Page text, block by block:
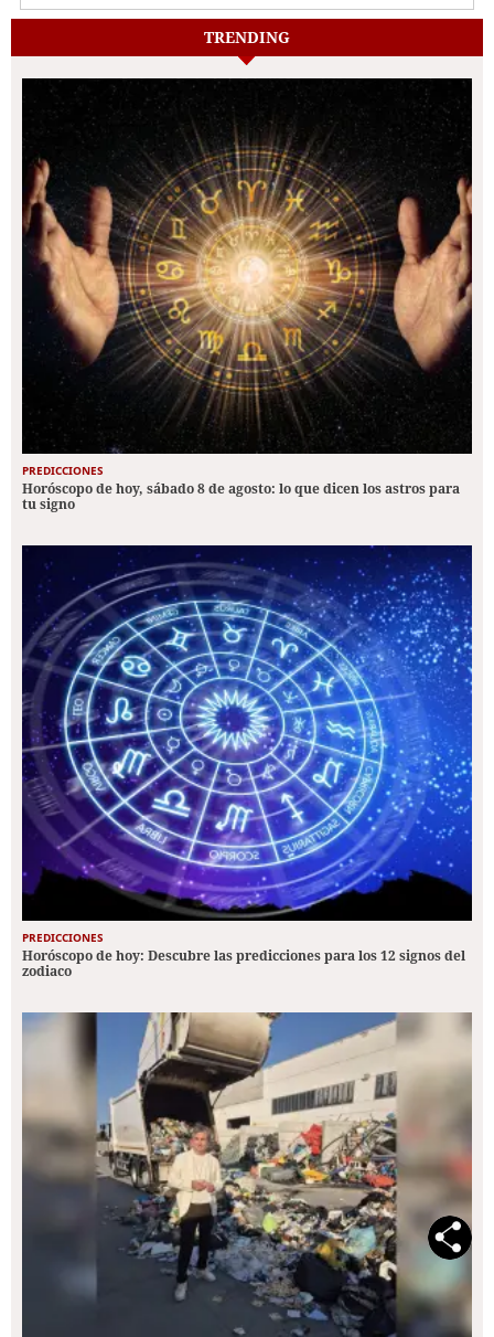
TRENDING
PREDICCIONES
Horóscopo de hoy, sábado 8 de agosto: lo que dicen los astros para
tu signo
PREDICCIONES
Horóscopo de hoy: Descubre las predicciones para los 12 signos del
zodiaco